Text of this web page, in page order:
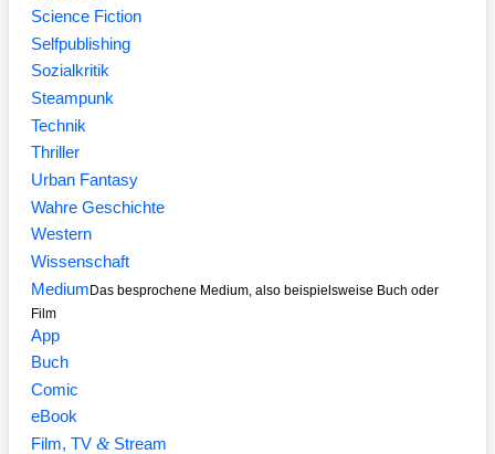
Science Fiction
Selfpublishing
Sozialkritik
Steampunk
Technik
Thriller
Urban Fantasy
Wahre Geschichte
Western
Wissenschaft
MediumDas besprochene Medium, also beispielsweise Buch oder
Film
App
Buch
Comic
eBook
Film, TV&Stream